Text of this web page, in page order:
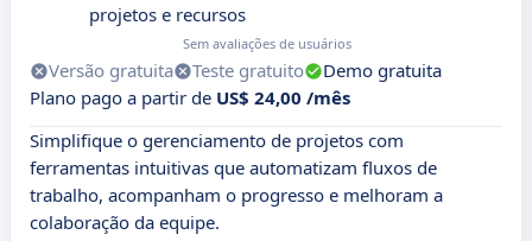
projetos e recursos
Sem avaliações de usuários
Versão gratuita Teste gratuito
Demo gratuita
Plano pago a partir de US$ 24,00 /mês
Simplifique o gerenciamento de projetos com
ferramentas intuitivas que automatizam fluxos de
trabalho, acompanham o progresso e melhoram a
colaboração da equipe.